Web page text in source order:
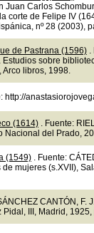
Juan Carlos
corte de Felipe IV
nº 28 (2003),
de Pastrana (1596).
sobre
libros, 1998.
http://
(1614). Fuente:
Nacional del Prado,
(1549). Fuente:
mujeres (s.XVII),
CANTÓN, F.
III, Madrid,